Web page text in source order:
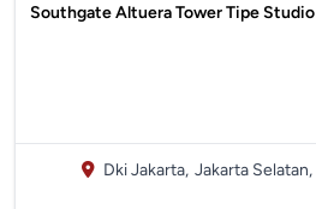
Southgate Altuera Tower Tipe Studio
Dki Jakarta, Jakarta Selatan,